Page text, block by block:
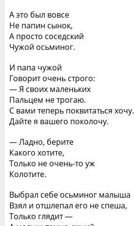
А это был вовсе
Не папин сынок,
А просто соседский
Чужой осьминог.
И папа чужой
Говорит очень строго:
— Я своих маленьких
Пальцем не трогаю.
С вами теперь поквитаться хочу.
Дайте я вашего поколочу.
— Ладно, берите
Какого хотите,
Только не очень-то уж
Колотите.
Выбрал себе осьминог малыша
Взял и отшлепал его не спеша,
Только глядит —